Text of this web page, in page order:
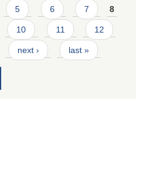
5 6 7 8
10 11 12
next › last »